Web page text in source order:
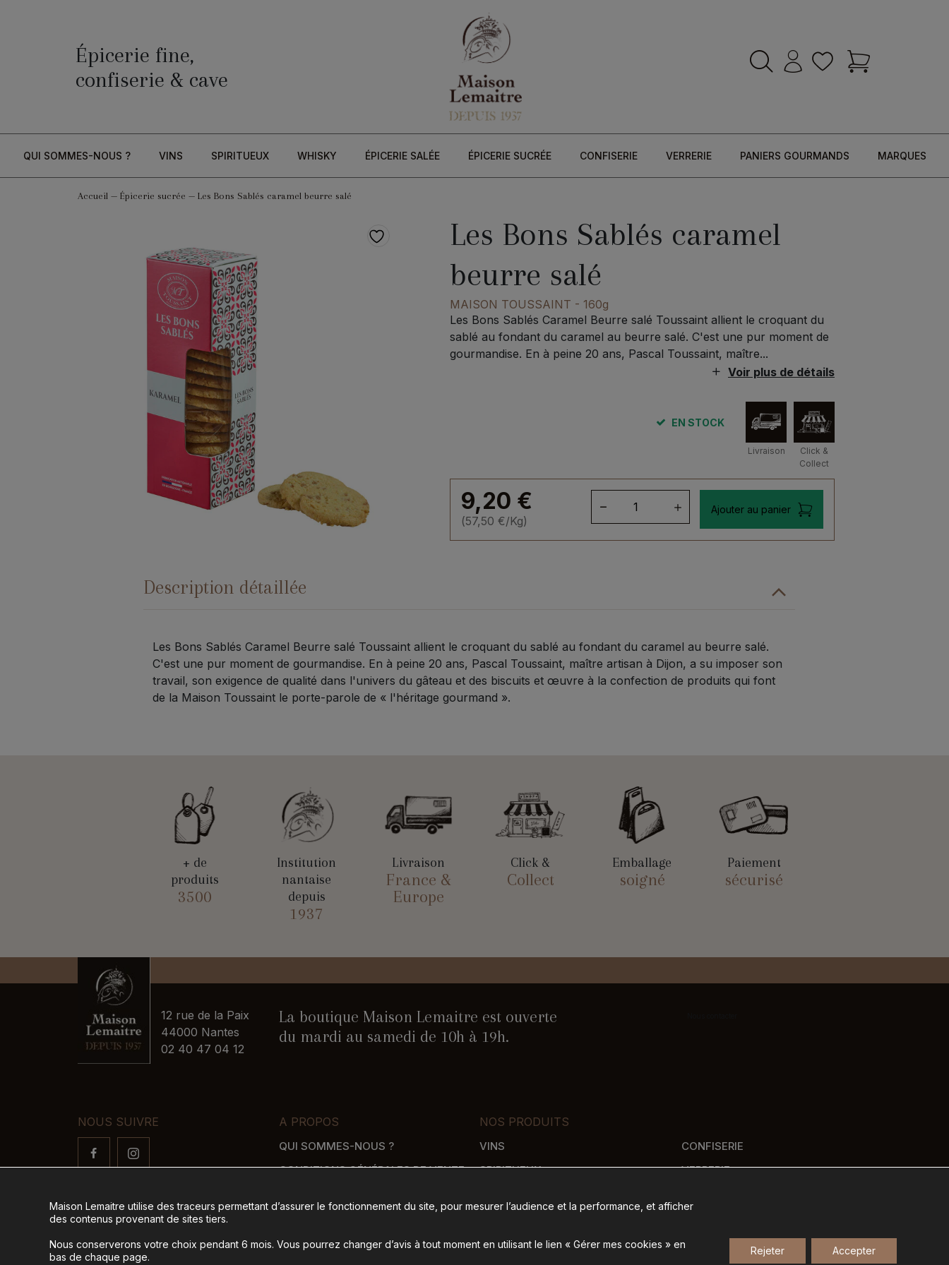
Épicerie fine,
confiserie & cave
QUI SOMMES-NOUS ? VINS SPIRITUEUX WHISKY ÉPICERIE SALÉE ÉPICERIE SUCRÉE CONFISERIE VERRERIE PANIERS GOURMANDS MARQUES
Accueil— Épicerie sucrée — Les Bons Sablés caramel beurre salé
Les Bons Sablés caramel
beurre salé
MAISON TOUSSAINT - 160g
Les Bons Sablés Caramel Beurre salé Toussaint allient le croquant du
sablé au fondant du caramel au beurre salé. C'est une pur moment de
gourmandise. En à peine 20 ans, Pascal Toussaint, maître...
Voir plus de détails
EN STOCK
Livraison
Click &
Collect
9,20 €
(57,50 €/Kg)
Ajouter au panier
Description détaillée
Les Bons Sablés Caramel Beurre salé Toussaint allient le croquant du sablé au fondant du caramel au beurre salé.
C'est une pur moment de gourmandise. En à peine 20 ans, Pascal Toussaint, maître artisan à Dijon, a su imposer son
travail, son exigence de qualité dans l'univers du gâteau et des biscuits et œuvre à la confection de produits qui font
de la Maison Toussaint le porte-parole de « l'héritage gourmand ».
+ de
produits
3500
Institution
nantaise
depuis
1937
Livraison
France &
Europe
Click &
Collect
Emballage
soigné
Paiement
sécurisé
12 rue de la Paix
44000 Nantes
02 40 47 04 12
La boutique Maison Lemaitre est ouverte
du mardi au samedi de 10h à 19h.
NOUS SUIVRE A PROPOS
QUI SOMMES-NOUS ?
CONDITIONS GÉNÉRALES DE VENTE
MODES DE PAIEMENT
NOS PRODUITS
VINS
SPIRITUEUX
ÉPICERIE SUCRÉE
CONFISERIE
VERRERIE
Maison Lemaitre utilise des traceurs permettant d’assurer le fonctionnement du site, pour mesurer l’audience et la performance, et afficher
des contenus provenant de sites tiers.
Nous conserverons votre choix pendant 6 mois. Vous pourrez changer d’avis à tout moment en utilisant le lien « Gérer mes cookies » en
bas de chaque page.
Accepter
Rejeter